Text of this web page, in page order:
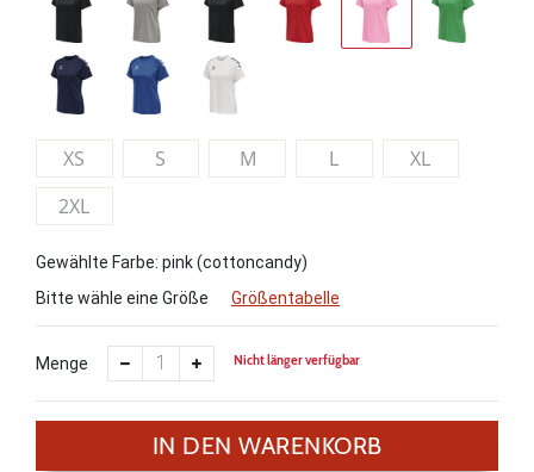
XS S M L
XL
2XL
Gewählte Farbe: pink (cottoncandy)
Bitte wähle eine Größe
Größentabelle
Menge Nicht länger verfügbar
IN DEN WARENKORB